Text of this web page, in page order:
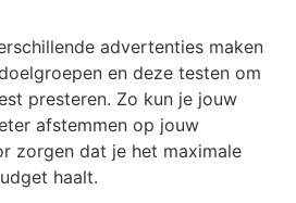
advertenties maken
en deze testen om
presteren. Zo kun je jouw
afstemmen op jouw
zorgen dat je het maximale
haalt.